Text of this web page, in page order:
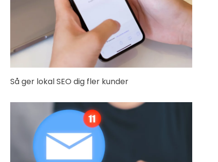
Så ger lokal SEO dig fler kunder